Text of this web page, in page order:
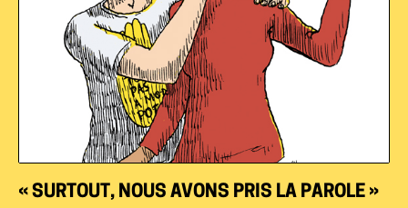
« SURTOUT, NOUS AVONS PRIS LA PAROLE »